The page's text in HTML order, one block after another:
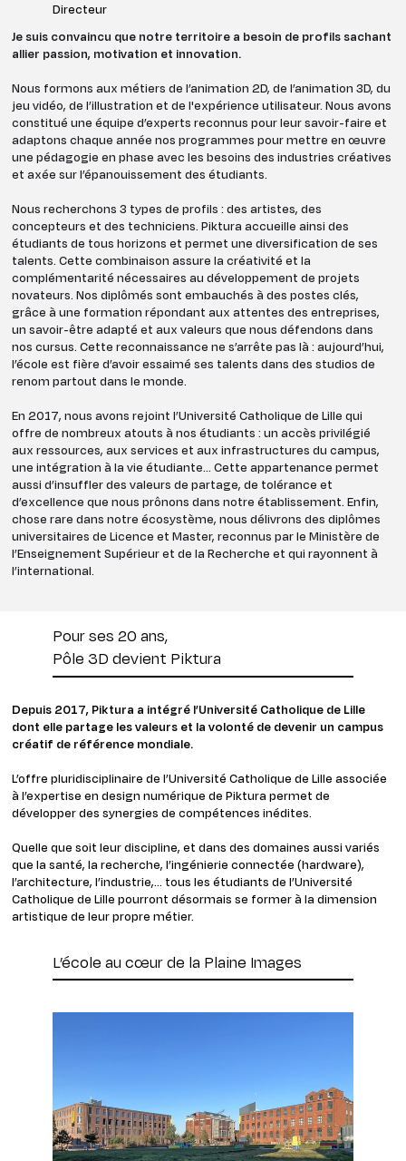
Directeur
Je suis convaincu que notre territoire a besoin de profils sachant
allier passion, motivation et innovation.
Nous formons aux métiers de l’animation 2D, de l’animation 3D, du
jeu vidéo, de l’illustration et de l'expérience utilisateur. Nous avons
constitué une équipe d’experts reconnus pour leur savoir-faire et
adaptons chaque année nos programmes pour mettre en œuvre
une pédagogie en phase avec les besoins des industries créatives
et axée sur l’épanouissement des étudiants.
Nous recherchons 3 types de profils : des artistes, des
concepteurs et des techniciens. Piktura accueille ainsi des
étudiants de tous horizons et permet une diversification de ses
talents. Cette combinaison assure la créativité et la
complémentarité nécessaires au développement de projets
novateurs. Nos diplômés sont embauchés à des postes clés,
grâce à une formation répondant aux attentes des entreprises,
un savoir-être adapté et aux valeurs que nous défendons dans
nos cursus. Cette reconnaissance ne s’arrête pas là : aujourd’hui,
l’école est fière d’avoir essaimé ses talents dans des studios de
renom partout dans le monde.
En 2017, nous avons rejoint l’Université Catholique de Lille qui
offre de nombreux atouts à nos étudiants : un accès privilégié
aux ressources, aux services et aux infrastructures du campus,
une intégration à la vie étudiante… Cette appartenance permet
aussi d’insuffler des valeurs de partage, de tolérance et
d’excellence que nous prônons dans notre établissement. Enfin,
chose rare dans notre écosystème, nous délivrons des diplômes
universitaires de Licence et Master, reconnus par le Ministère de
l’Enseignement Supérieur et de la Recherche et qui rayonnent à
l’international.
Pour ses 20 ans,
Pôle 3D devient Piktura
Depuis 2017, Piktura a intégré l’Université Catholique de Lille
dont elle partage les valeurs et la volonté de devenir un campus
créatif de référence mondiale.
L’offre pluridisciplinaire de l’Université Catholique de Lille associée
à l’expertise en design numérique de Piktura permet de
développer des synergies de compétences inédites.
Quelle que soit leur discipline, et dans des domaines aussi variés
que la santé, la recherche, l’ingénierie connectée (hardware),
l’architecture, l’industrie,… tous les étudiants de l’Université
Catholique de Lille pourront désormais se former à la dimension
artistique de leur propre métier.
L’école au cœur de la Plaine Images